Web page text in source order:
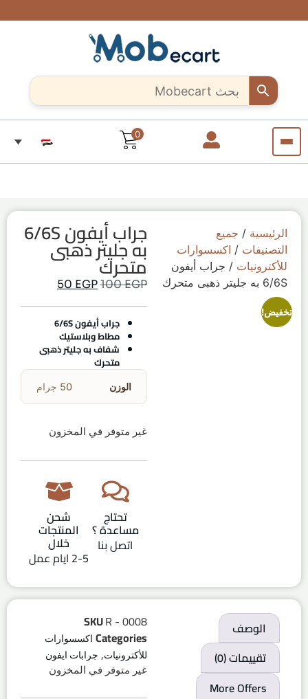
فريدة من
كل مكان
مصر
0
الرئيسية / جميع
التصنيفات / اكسسوارات
للأكترونيات / جراب أيفون
6/6S به جليتر ذهبى متحرك
تخفيض!
جراب أيفون 6/6S
به جليتر ذهبى
متحرك
100EGP
50 EGP
جراب أيفون 6/6S
مطاط وبلاستيك
شفاف به جليتر ذهبى
متحرك
الوزن 50 جرام
غير متوفر في المخزون
تحتاج
مساعدة ؟
اتصل بنا
شحن
المنتجات
خلال
2-5 ايام عمل
الوصف
تقييمات (0)
More Offers
SKUR - 0008
Categories اكسسوارات
للأكترونيات, جرابات ايفون
غير متوفر في المخزون